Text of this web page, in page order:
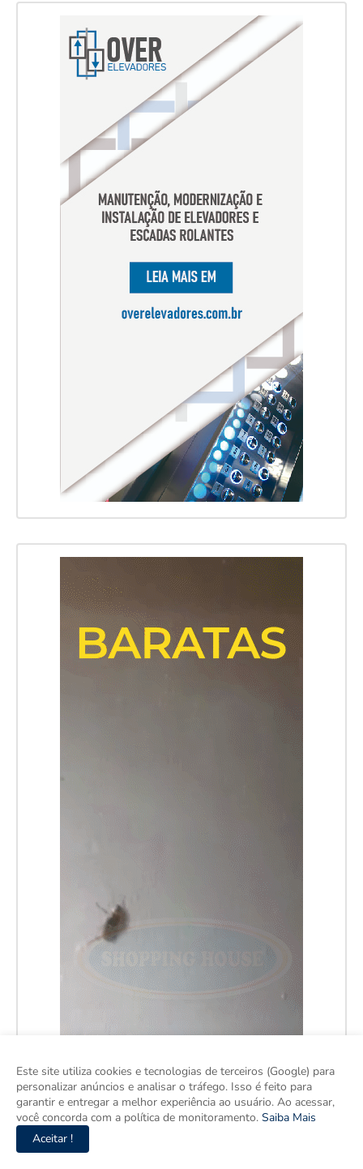
Este site utiliza cookies e tecnologias de terceiros (Google) para
personalizar anúncios e analisar o tráfego. Isso é feito para
garantir e entregar a melhor experiência ao usuário. Ao acessar,
você concorda com a política de monitoramento. Saiba Mais
Aceitar !